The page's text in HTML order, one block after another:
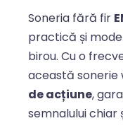
Soneria fără fir
practică și
birou. Cu o
această sonerie
de acțiune,
semnalului chiar